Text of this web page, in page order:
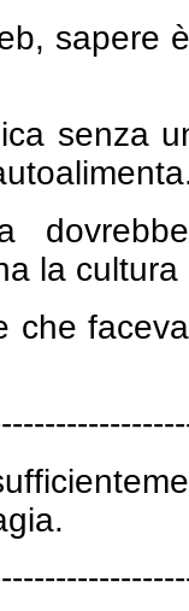
sapere
senza
la cultura
che